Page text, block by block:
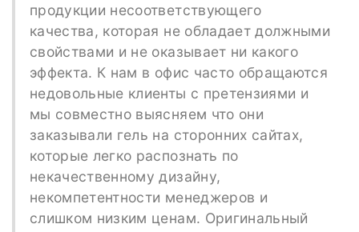
продукции несоответствующего
качества, которая не обладает должными
свойствами и не оказывает ни какого
эффекта. К нам в офис часто обращаются
недовольные клиенты с претензиями и
мы совместно выясняем что они
заказывали гель на сторонних сайтах,
которые легко распознать по
некачественному дизайну,
некомпетентности менеджеров и
слишком низким ценам. Оригинальный